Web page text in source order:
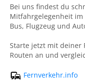
Bei uns findest du
Mitfahrgelegenheit im
Bus, Flugzeug und
Starte jetzt mit deiner
Routen an und
Fernverkehr.info